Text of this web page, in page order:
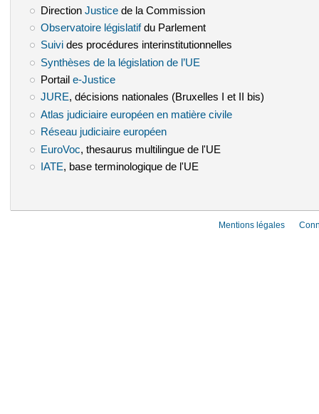
Direction Justice(le lien est externe)
de la Commission
Observatoire législatif(le lien est externe)
du Parlement
Suivi(le lien est externe)
des procédures interinstitutionnelles
Synthèses de la législation de l’UE
Portail e-Justice(le lien est externe)
JURE(le lien est externe)
, décisions nationales (Bruxelles I et II bis)
Atlas judiciaire européen en matière civile(le lien est externe)
Réseau judiciaire européen(le lien est externe)
EuroVoc (le lien est externe)
, thesaurus multilingue de l'UE
IATE (le lien est externe)
, base terminologique de l'UE
Mentions légales